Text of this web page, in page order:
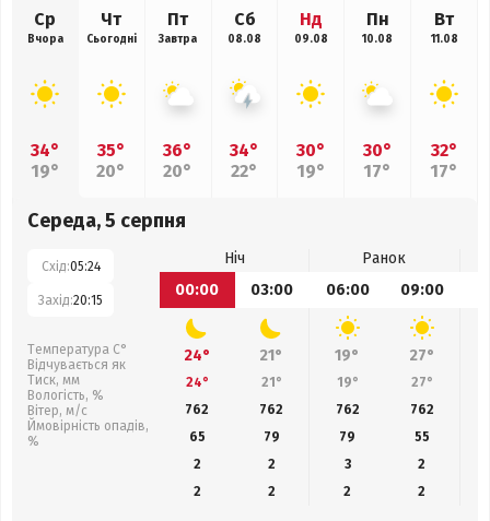
Ср
Вчора
34°
19°
Чт
Сьогодні
35°
20°
Пт
Завтра
36°
20°
Сб
08.08
34°
22°
Нд
09.08
30°
19°
Пн
10.08
30°
17°
Вт
11.08
32°
17°
Середа, 5 серпня
Схід:05:24
Захід:20:15
Температура С°
Відчувається як
Тиск, мм
Вологість, %
Вітер, м/с
Ймовірність опадів,
%
Ніч
Ранок
00:00
03:00 06:00 09:00
24° 21° 19° 27°
24° 21° 19° 27°
762
762 762 762
65
79 79
55
2
2 3
2
2
2 2 2